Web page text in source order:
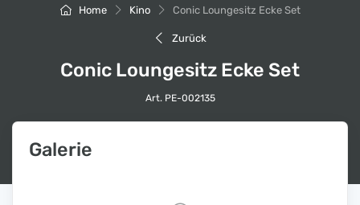
Home Kino Conic Loungesitz Ecke Set
Zurück
Conic Loungesitz Ecke Set
Art. PE-002135
Galerie